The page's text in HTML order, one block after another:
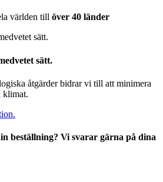
världen till över 40 länder
sätt.
åtgärder bidrar vi till att minimera
klimat.
beställning? Vi svarar gärna på dina